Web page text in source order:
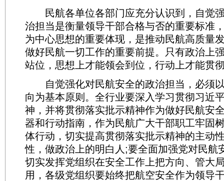
民航各单位各部门应充分认识到，自觉
治担当是衡量领导干部合格与否的重要标准
为中心思想的重要体现，是推动民航高质量
做好民航一切工作的重要前提。只有政治上
站位，思想上才能领会到位，行动上才能贯
自觉强化对民航安全的政治担当，必须
向为基本原则。全行业要深入学习贯彻习近
神，并将贯彻落实批示精神作为做好民航安
器和行动指南，作为民航广大干部职工牢固
体行动，切实提高贯彻落实批示精神的主动
性，做政治上的明白人;要全面加强党对民航
切实发挥党组织在安全工作上把方向、管大
用，各级党组织要始终把航空安全作为领导